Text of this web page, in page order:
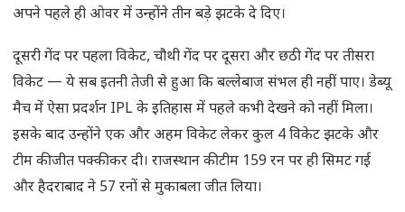
अपने पहले ही ओवर में उन्होंने तीन बड़े झटके दे दिए।
दूसरी गेंद पर पहला विकेट, चौथी गेंद पर दूसरा और छठी गेंद पर तीसरा
विकेट — ये सब इतनी तेजी से हुआ कि बल्लेबाज संभल ही नहीं पाए। डेब्यू
मैच में ऐसा प्रदर्शन IPL के इतिहास में पहले कभी देखने को नहीं मिला।
इसके बाद उन्होंने एक और अहम विकेट लेकर कुल 4 विकेट झटके और
टीम की जीत पक्की कर दी। राजस्थान की टीम 159 रन पर ही सिमट गई
और हैदराबाद ने 57 रनों से मुकाबला जीत लिया।